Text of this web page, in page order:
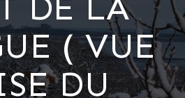
( VUE
DU